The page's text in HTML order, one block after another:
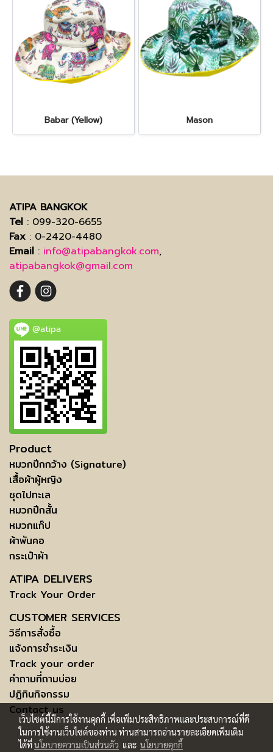
Babar (Yellow) Mason
ATIPA BANGKOK
Tel : 099-320-6655
Fax : 0-2420-4480
Email : info@atipabangkok.com,
atipabangkok@gmail.com
@atipa
Product
หมวกปีกกว้าง (Signature)
เสื้อผ้าผู้หญิง
ชุดไปทะเล
หมวกปีกสั้น
หมวกแก๊ป
ผ้าพันคอ
กระเป๋าผ้า
ATIPA DELIVERS
Track Your Order
CUSTOMER SERVICES
วิธีการสั่งซื้อ
แจ้งการชำระเงิน
Track your order
คำถามที่ถามบ่อย
ปฏิทินกิจกรรม
Contact us
เว็บไซต์นี้มีการใช้งานคุกกี้ เพื่อเพิ่มประสิทธิภาพและประสบการณ์ที่ดี
ในการใช้งานเว็บไซต์ของท่าน ท่านสามารถอ่านรายละเอียดเพิ่มเติม
ได้ที่นโยบายความเป็นส่วนตัว และ นโยบายคุกกี้